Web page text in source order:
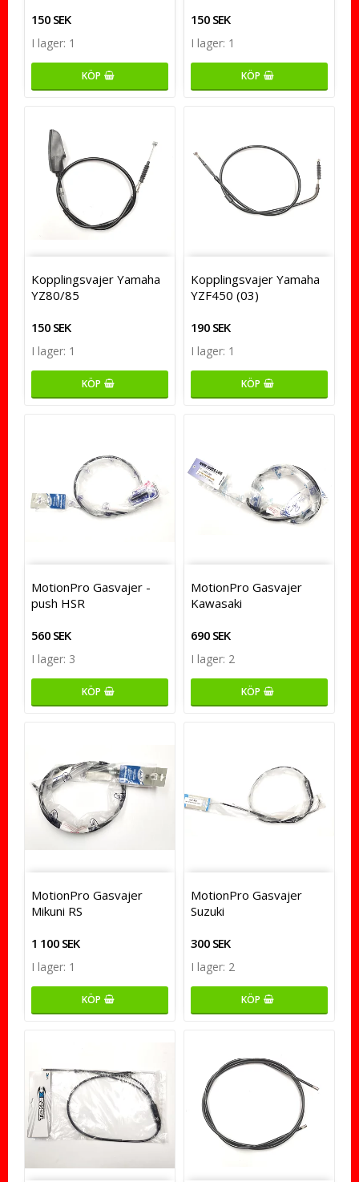
150 SEK
I lager: 1
KÖP
150 SEK
I lager: 1
KÖP
Kopplingsvajer Yamaha
YZ80/85
150 SEK
I lager: 1
KÖP
Kopplingsvajer Yamaha
YZF450 (03)
190 SEK
I lager: 1
KÖP
MotionPro Gasvajer -
push HSR
560 SEK
I lager: 3
KÖP
MotionPro Gasvajer
Kawasaki
690 SEK
I lager: 2
KÖP
MotionPro Gasvajer
Mikuni RS
1 100 SEK
I lager: 1
KÖP
MotionPro Gasvajer
Suzuki
300 SEK
I lager: 2
KÖP